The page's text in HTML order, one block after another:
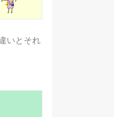
いとそれ